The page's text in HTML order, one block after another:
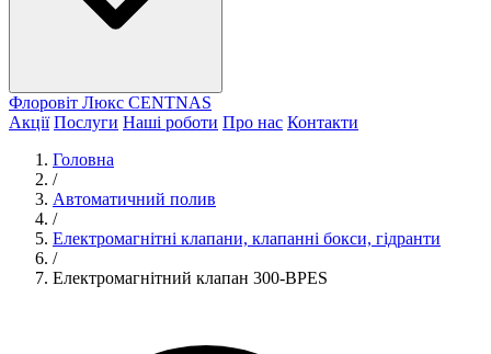
Флоровіт Люкс СENTNAS
Акції Послуги Наші роботи Про нас Контакти
Головна
/
Автоматичний полив
/
Електромагнітні клапани, клапанні бокси, гідранти
/
Електромагнітний клапан 300-BPES